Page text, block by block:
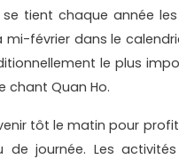
se tient chaque année
février dans le
le plus
chant Quan Ho.
tôt le matin pour
de journée. Les